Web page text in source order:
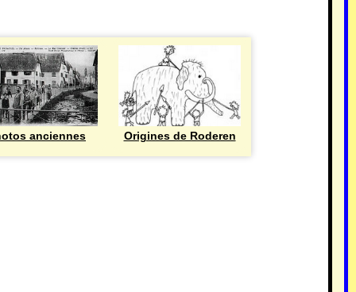
anciennes Origines de Roderen